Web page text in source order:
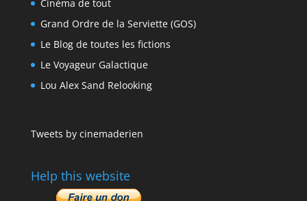
Cinéma de tout
Grand Ordre de la Serviette (GOS)
Le Blog de toutes les fictions
Le Voyageur Galactique
Lou Alex Sand Relooking
Tweets by cinemaderien
Help this website